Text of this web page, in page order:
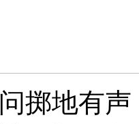
掷地有